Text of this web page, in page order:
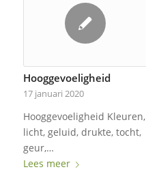
Hooggevoeligheid
17 januari 2020
Hooggevoeligheid Kleuren,
licht, geluid, drukte, tocht,
geur,…
Lees meer